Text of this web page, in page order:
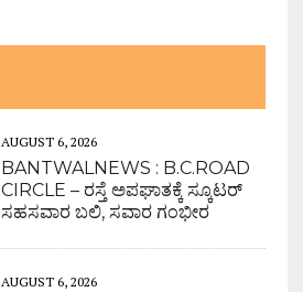
AUGUST 6, 2026
BANTWALNEWS : B.C.ROAD
CIRCLE – ರಸ್ತೆ ಅಪಘಾತಕ್ಕೆ ಸ್ಕೂಟರ್
ಸಹಸವಾರ ಬಲಿ, ಸವಾರ ಗಂಭೀರ
AUGUST 6, 2026